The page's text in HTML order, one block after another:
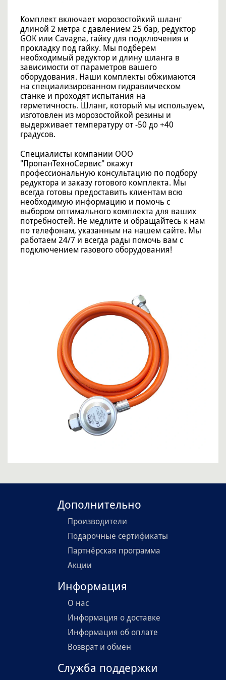
Комплект включает морозостойкий шланг
длиной 2 метра с давлением 25 бар, редуктор
GOK или Cavagna, гайку для подключения и
прокладку под гайку. Мы подберем
необходимый редуктор и длину шланга в
зависимости от параметров вашего
оборудования. Наши комплекты обжимаются
на специализированном гидравлическом
станке и проходят испытания на
герметичность. Шланг, который мы используем,
изготовлен из морозостойкой резины и
выдерживает температуру от -50 до +40
градусов.
Специалисты компании ООО
"ПропанТехноСервис" окажут
профессиональную консультацию по подбору
редуктора и заказу готового комплекта. Мы
всегда готовы предоставить клиентам всю
необходимую информацию и помочь с
выбором оптимального комплекта для ваших
потребностей. Не медлите и обращайтесь к нам
по телефонам, указанным на нашем сайте. Мы
работаем 24/7 и всегда рады помочь вам с
подключением газового оборудования!
Дополнительно
Производители
Подарочные сертификаты
Партнёрская программа
Акции
Информация
О нас
Информация о доставке
Информация об оплате
Возврат и обмен
Служба поддержки